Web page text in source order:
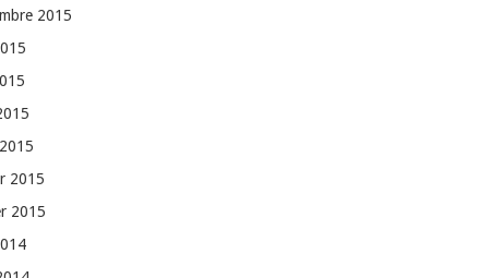
2015
2015
2015